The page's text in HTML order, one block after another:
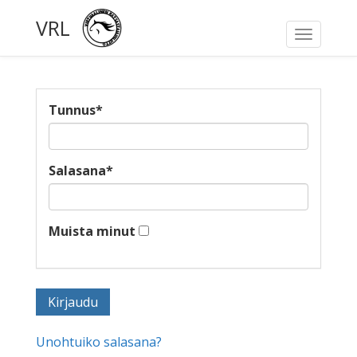
Toggle
VRL
Tunnus*
Salasana*
Muista minut
Unohtuiko salasana?